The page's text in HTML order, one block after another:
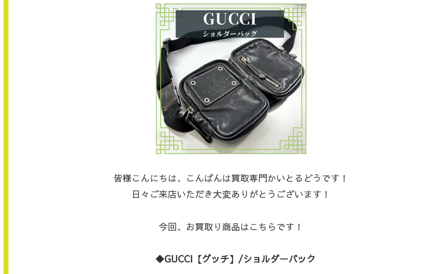
皆様こんにちは、こんばんは買取専門かいとるどうです！
日々ご来店いただき大変ありがとうございます！
今回、お買取り商品はこちらです！
◆GUCCI【グッチ】/ショルダーバック